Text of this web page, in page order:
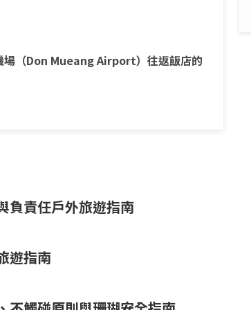
（Don Mueang Airport）往返飯店的
負責任戶外旅遊指南
遊指南